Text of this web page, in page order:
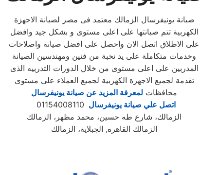
صيانة يونيفرسال الزمالك معتمد فى مصر لصيانة الاجهزة
الكهربية تتم صيانتها على اعلى مستوى و بشكل جيد وافضل
على الاطلاق اتصل الان واحصل على افضل صيانة واصلاحات
وخدمات متكاملة على يد نخبة من فنين ومهندسين الصيانة
المدربين على اعلى مستوى من خلال الدورات التدربيه الذى
تقدمة لجميع الاجهزة الكهربية لجميع العملاء على مستوى
محافظات لمعرفة المزيد عن صيانة يونيفرسال
اتصل علي صيانة يونيفرسال
الزمالك، شارع طه حسين، محمد مظهر، الزمالك
الزمالك القاهره, الجبلاية، الزمالك